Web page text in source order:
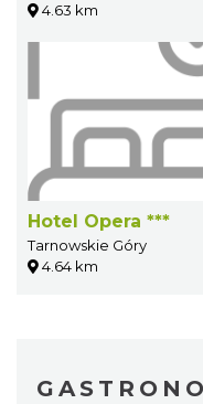
4.63 km
Hotel Opera ***
Tarnowskie Góry
4.64 km